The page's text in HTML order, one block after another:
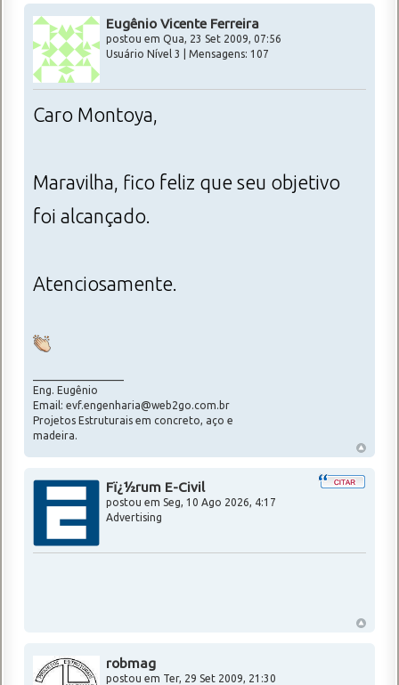
Eugênio Vicente Ferreira
postou em Qua, 23 Set 2009, 07:56
Usuário Nível 3 | Mensagens: 107
Caro Montoya,
Maravilha, fico feliz que seu objetivo
foi alcançado.
Atenciosamente.
Eng. Eugênio
Email: evf.engenharia@web2go.com.br
Projetos Estruturais em concreto, aço e
madeira.
Fï¿½rum E-Civil
postou em Seg, 10 Ago 2026, 4:17
Advertising
robmag
postou em Ter, 29 Set 2009, 21:30